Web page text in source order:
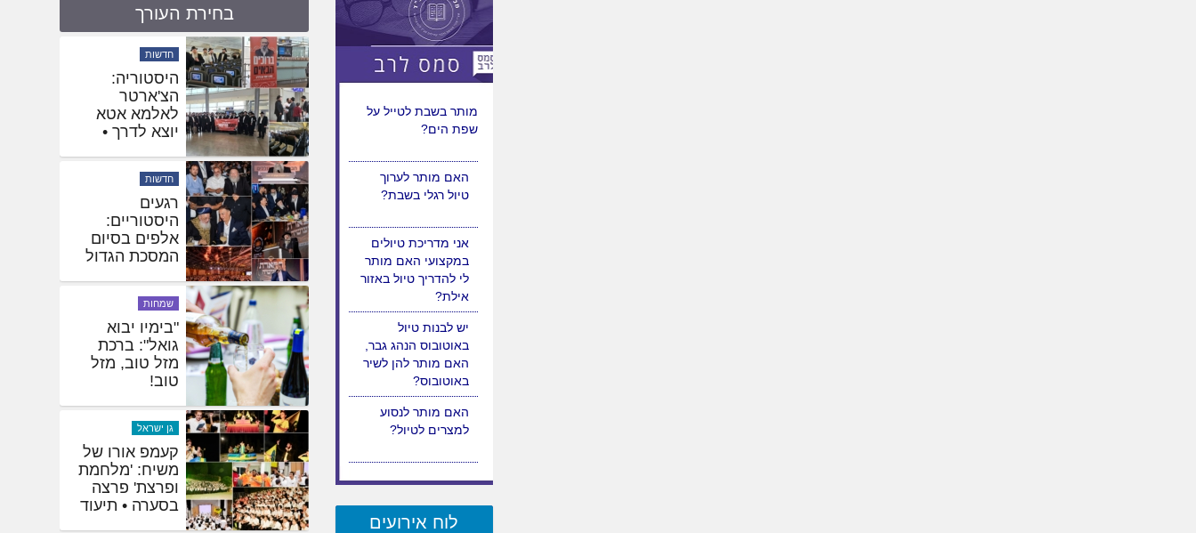
האם מותר לנסוע
למצרים לטיול?
מותר בשבת לטייל על
שפת הים?
האם מותר לערוך
טיול רגלי בשבת?
אני מדריכת טיולים
במקצועי האם מותר
לי להדריך טיול באזור
אילת?
יש לבנות טיול
באוטובוס הנהג גבר,
האם מותר להן לשיר
לוח אירועים
בחירת העורך
חדשות
שלוחים
באוקראינה
הגיעו לחזק את
השליח
חדשות
היסטוריה:
הצ'ארטר
לאלמא אטא
יוצא לדרך •
חדשות
רגעים
היסטוריים:
אלפים בסיום
המסכת הגדול
שמחות
"בימיו יבוא
גואל": ברכת
מזל טוב, מזל
טוב!